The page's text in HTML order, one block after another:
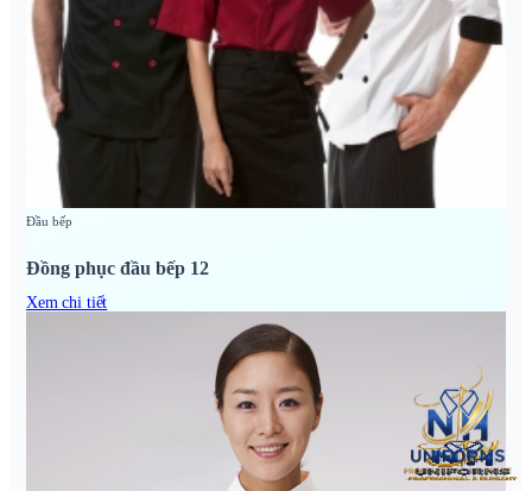
Đầu bếp
Đồng phục đầu bếp 12
Xem chi tiết